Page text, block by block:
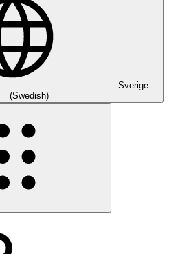
Sverige
(Swedish)